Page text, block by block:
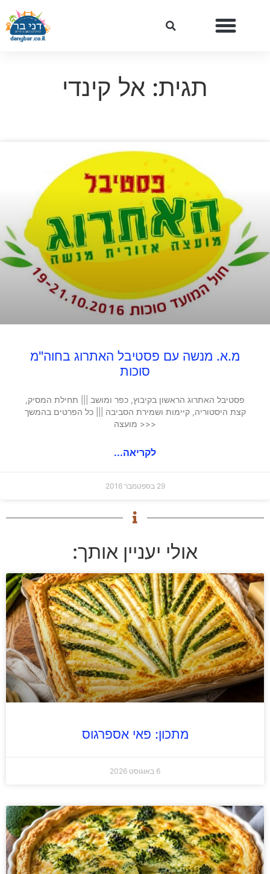
תגית: אל קינדי
מ.א. מנשה עם פסטיבל האתרוג בחוה"מ
סוכות
פסטיבל האתרוג הראשון בקיבוץ, כפר ומושב ||| תחילת המסיק,
קצת היסטוריה, קיימות ושמירת הסביבה ||| כל הפרטים בהמשך
<<< מועצה
לקריאה...
29 בספטמבר 2016
אולי יעניין אותך:
מתכון: פאי אספרגוס
6 באוגוסט 2026